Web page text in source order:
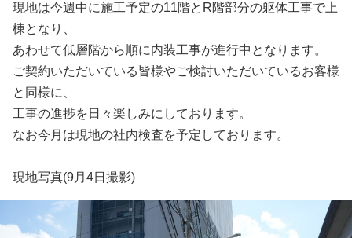
現地は今週中に施工予定の11階とR階部分の躯体工事で上
棟となり、
あわせて低層階から順に内装工事が進行中となります。
ご契約いただいている皆様やご検討いただいているお客様
と同様に、
工事の進捗を日々楽しみにしております。
なお今月は現地の社内検査を予定しております。
現地写真(9月4日撮影)